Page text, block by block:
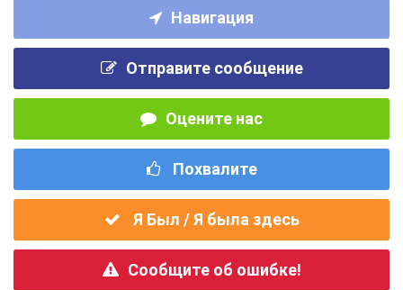
Навигация
Отправите сообщение
Оцените нас
Похвалите
Я Был / Я была здесь
Сообщите об ошибке!